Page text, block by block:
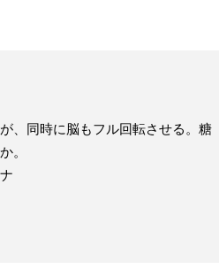
、同時に脳もフル回転させる。糖
。